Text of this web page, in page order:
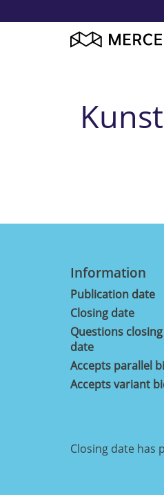
Information
Publication date
Closing date
Questions closing
date
Accepts parallel
Accepts variant
Closing date has